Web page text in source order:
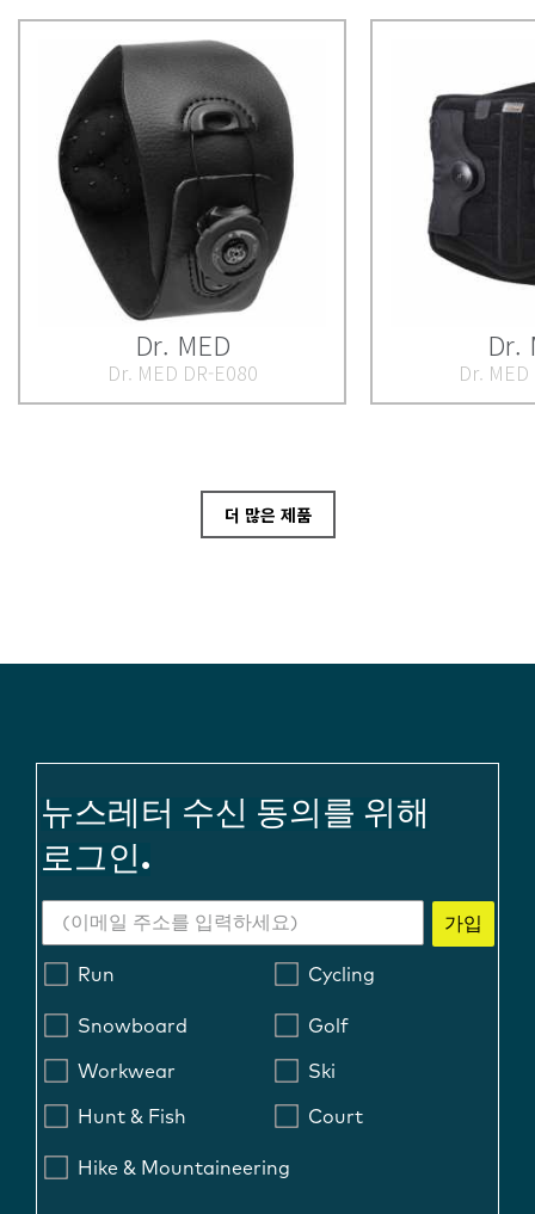
Dr. MED
Dr. MED DR-E080
Dr.
Dr.
더 많은 제품
뉴스레터 수신 동의를 위해
로그인.
가입
Run Cycling
Snowboard Golf
Workwear Ski
Hunt & Fish Court
Hike & Mountaineering